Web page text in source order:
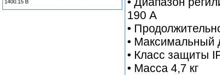
1400.15 B
190 А
•
• Максимальный
• Класс защиты
• Масса 4,7 кг